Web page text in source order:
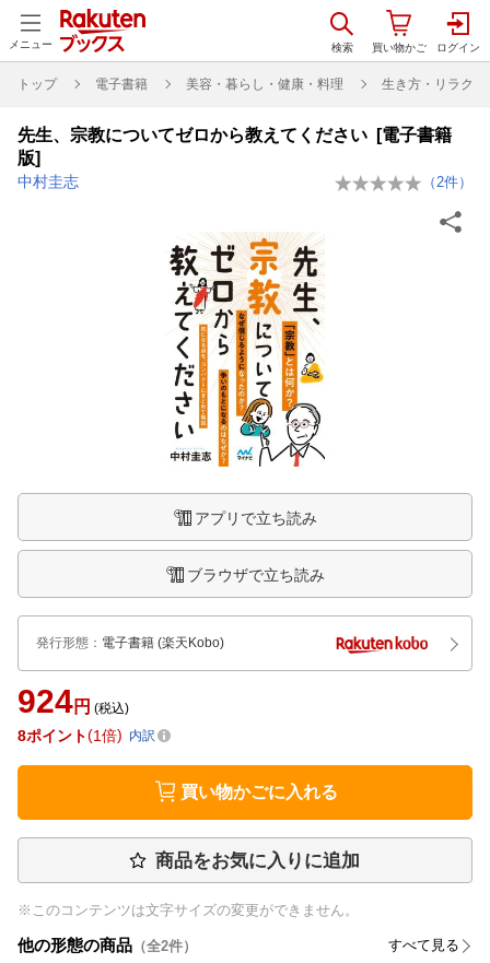
メニュー
トップ 電子書籍 美容・暮らし・健康・料理 生き方・リラクゼ
先生、宗教についてゼロから教えてください [電子書籍
版]
中村圭志 （2件）
アプリで立ち読み
ブラウザで立ち読み
発行形態 ： 電子書籍 (楽天Kobo)
924円 (税込)
8ポイント 1倍 内訳
買い物かごに入れる
商品をお気に入りに追加
※このコンテンツは文字サイズの変更ができません。
他の形態の商品 （全2件） すべて見る